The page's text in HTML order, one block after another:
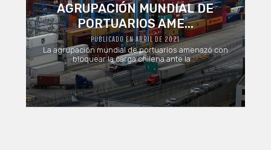
AGRUPACIÓN MUNDIAL DE
PORTUARIOS AME...
PUBLICADO EN ABRIL DE 2021
La agrupación mundial de portuarios amenazó con
bloquear la carga chilena ante la ...